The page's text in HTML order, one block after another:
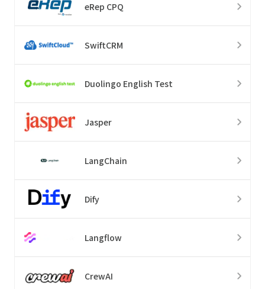
eRep CPQ
SwiftCRM
Duolingo English Test
Jasper
LangChain
Dify
Langflow
CrewAI